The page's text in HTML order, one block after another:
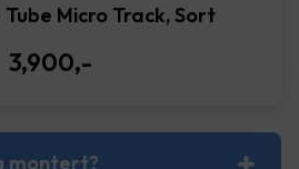
Micro Track, Sort
3,900,-
montert?